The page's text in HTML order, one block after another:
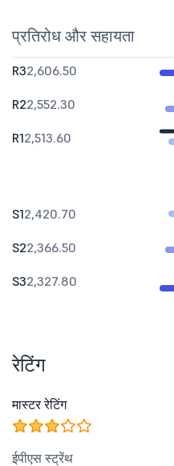
प्रतिरोध और सहायता
R32,606.50
R22,552.30
R12,513.60
S12,420.70
S22,366.50
S32,327.80
रेटिंग
मास्टर रेटिंग
ईपीएस स्ट्रेंथ